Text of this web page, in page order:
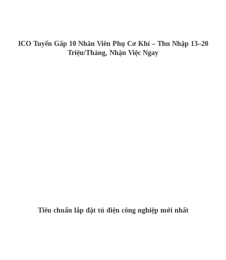
ICO Tuyển Gấp 10 Nhân Viên Phụ Cơ Khí – Thu Nhập 13–20
Triệu/Tháng, Nhận Việc Ngay
Tiêu chuẩn lắp đặt tủ điện công nghiệp mới nhất